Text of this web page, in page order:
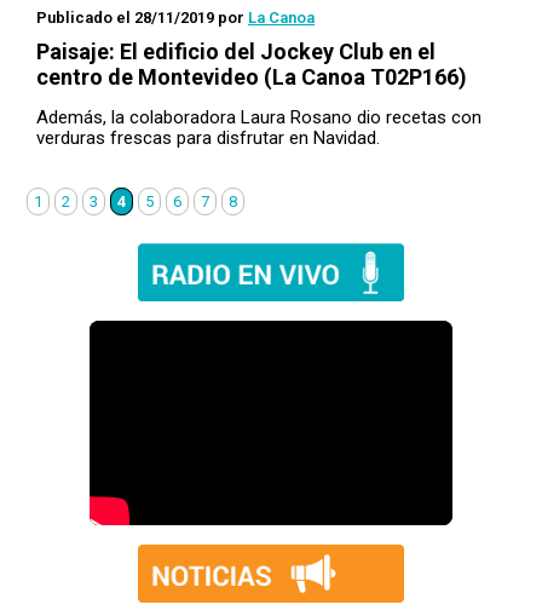
Publicado el 28/11/2019 por La Canoa
Paisaje: El edificio del Jockey Club en el
centro de Montevideo (La Canoa T02P166)
Además, la colaboradora Laura Rosano dio recetas con
verduras frescas para disfrutar en Navidad.
1 2 3 4 5 6 7 8